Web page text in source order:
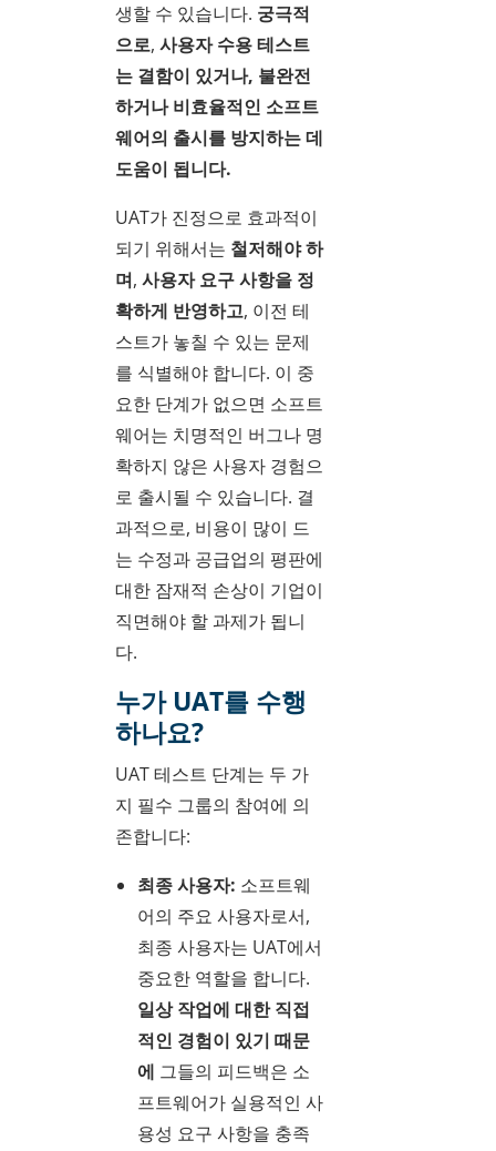
생할 수 있습니다. 궁극적
으로, 사용자 수용 테스트
는 결함이 있거나, 불완전
하거나 비효율적인 소프트
웨어의 출시를 방지하는 데
도움이 됩니다.
UAT가 진정으로 효과적이
되기 위해서는 철저해야 하
며, 사용자 요구 사항을 정
확하게 반영하고, 이전 테
스트가 놓칠 수 있는 문제
를 식별해야 합니다. 이 중
요한 단계가 없으면 소프트
웨어는 치명적인 버그나 명
확하지 않은 사용자 경험으
로 출시될 수 있습니다. 결
과적으로, 비용이 많이 드
는 수정과 공급업의 평판에
대한 잠재적 손상이 기업이
직면해야 할 과제가 됩니
다.
누가 UAT를 수행
하나요?
UAT 테스트 단계는 두 가
지 필수 그룹의 참여에 의
존합니다:
최종 사용자: 소프트웨
어의 주요 사용자로서,
최종 사용자는 UAT에서
중요한 역할을 합니다.
일상 작업에 대한 직접
적인 경험이 있기 때문
에 그들의 피드백은 소
프트웨어가 실용적인 사
용성 요구 사항을 충족